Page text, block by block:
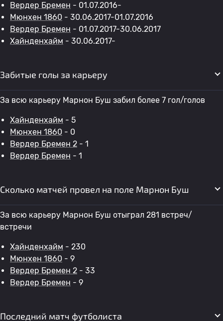
Вердер Бремен - 01.07.2016-
Мюнхен 1860 - 30.06.2017-01.07.2016
Вердер Бремен - 01.07.2017-30.06.2017
Хайнденхайм - 30.06.2017-
Забитые голы за карьеру
За всю карьеру Марнон Буш забил более 7 гол/голов
Хайнденхайм - 5
Мюнхен 1860 - 0
Вердер Бремен 2 - 1
Вердер Бремен - 1
Сколько матчей провел на поле Марнон Буш
За всю карьеру Марнон Буш отыграл 281 встреч/
встречи
Хайнденхайм - 230
Мюнхен 1860 - 9
Вердер Бремен 2 - 33
Вердер Бремен - 9
Последний матч футболиста